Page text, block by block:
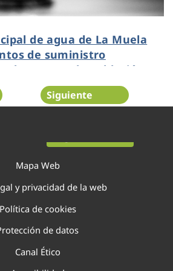
de agua de La Muela
de suministro
abastecer a la población
Siguiente
Mapa Web
y privacidad de la web
Política de cookies
de datos
Canal Ético